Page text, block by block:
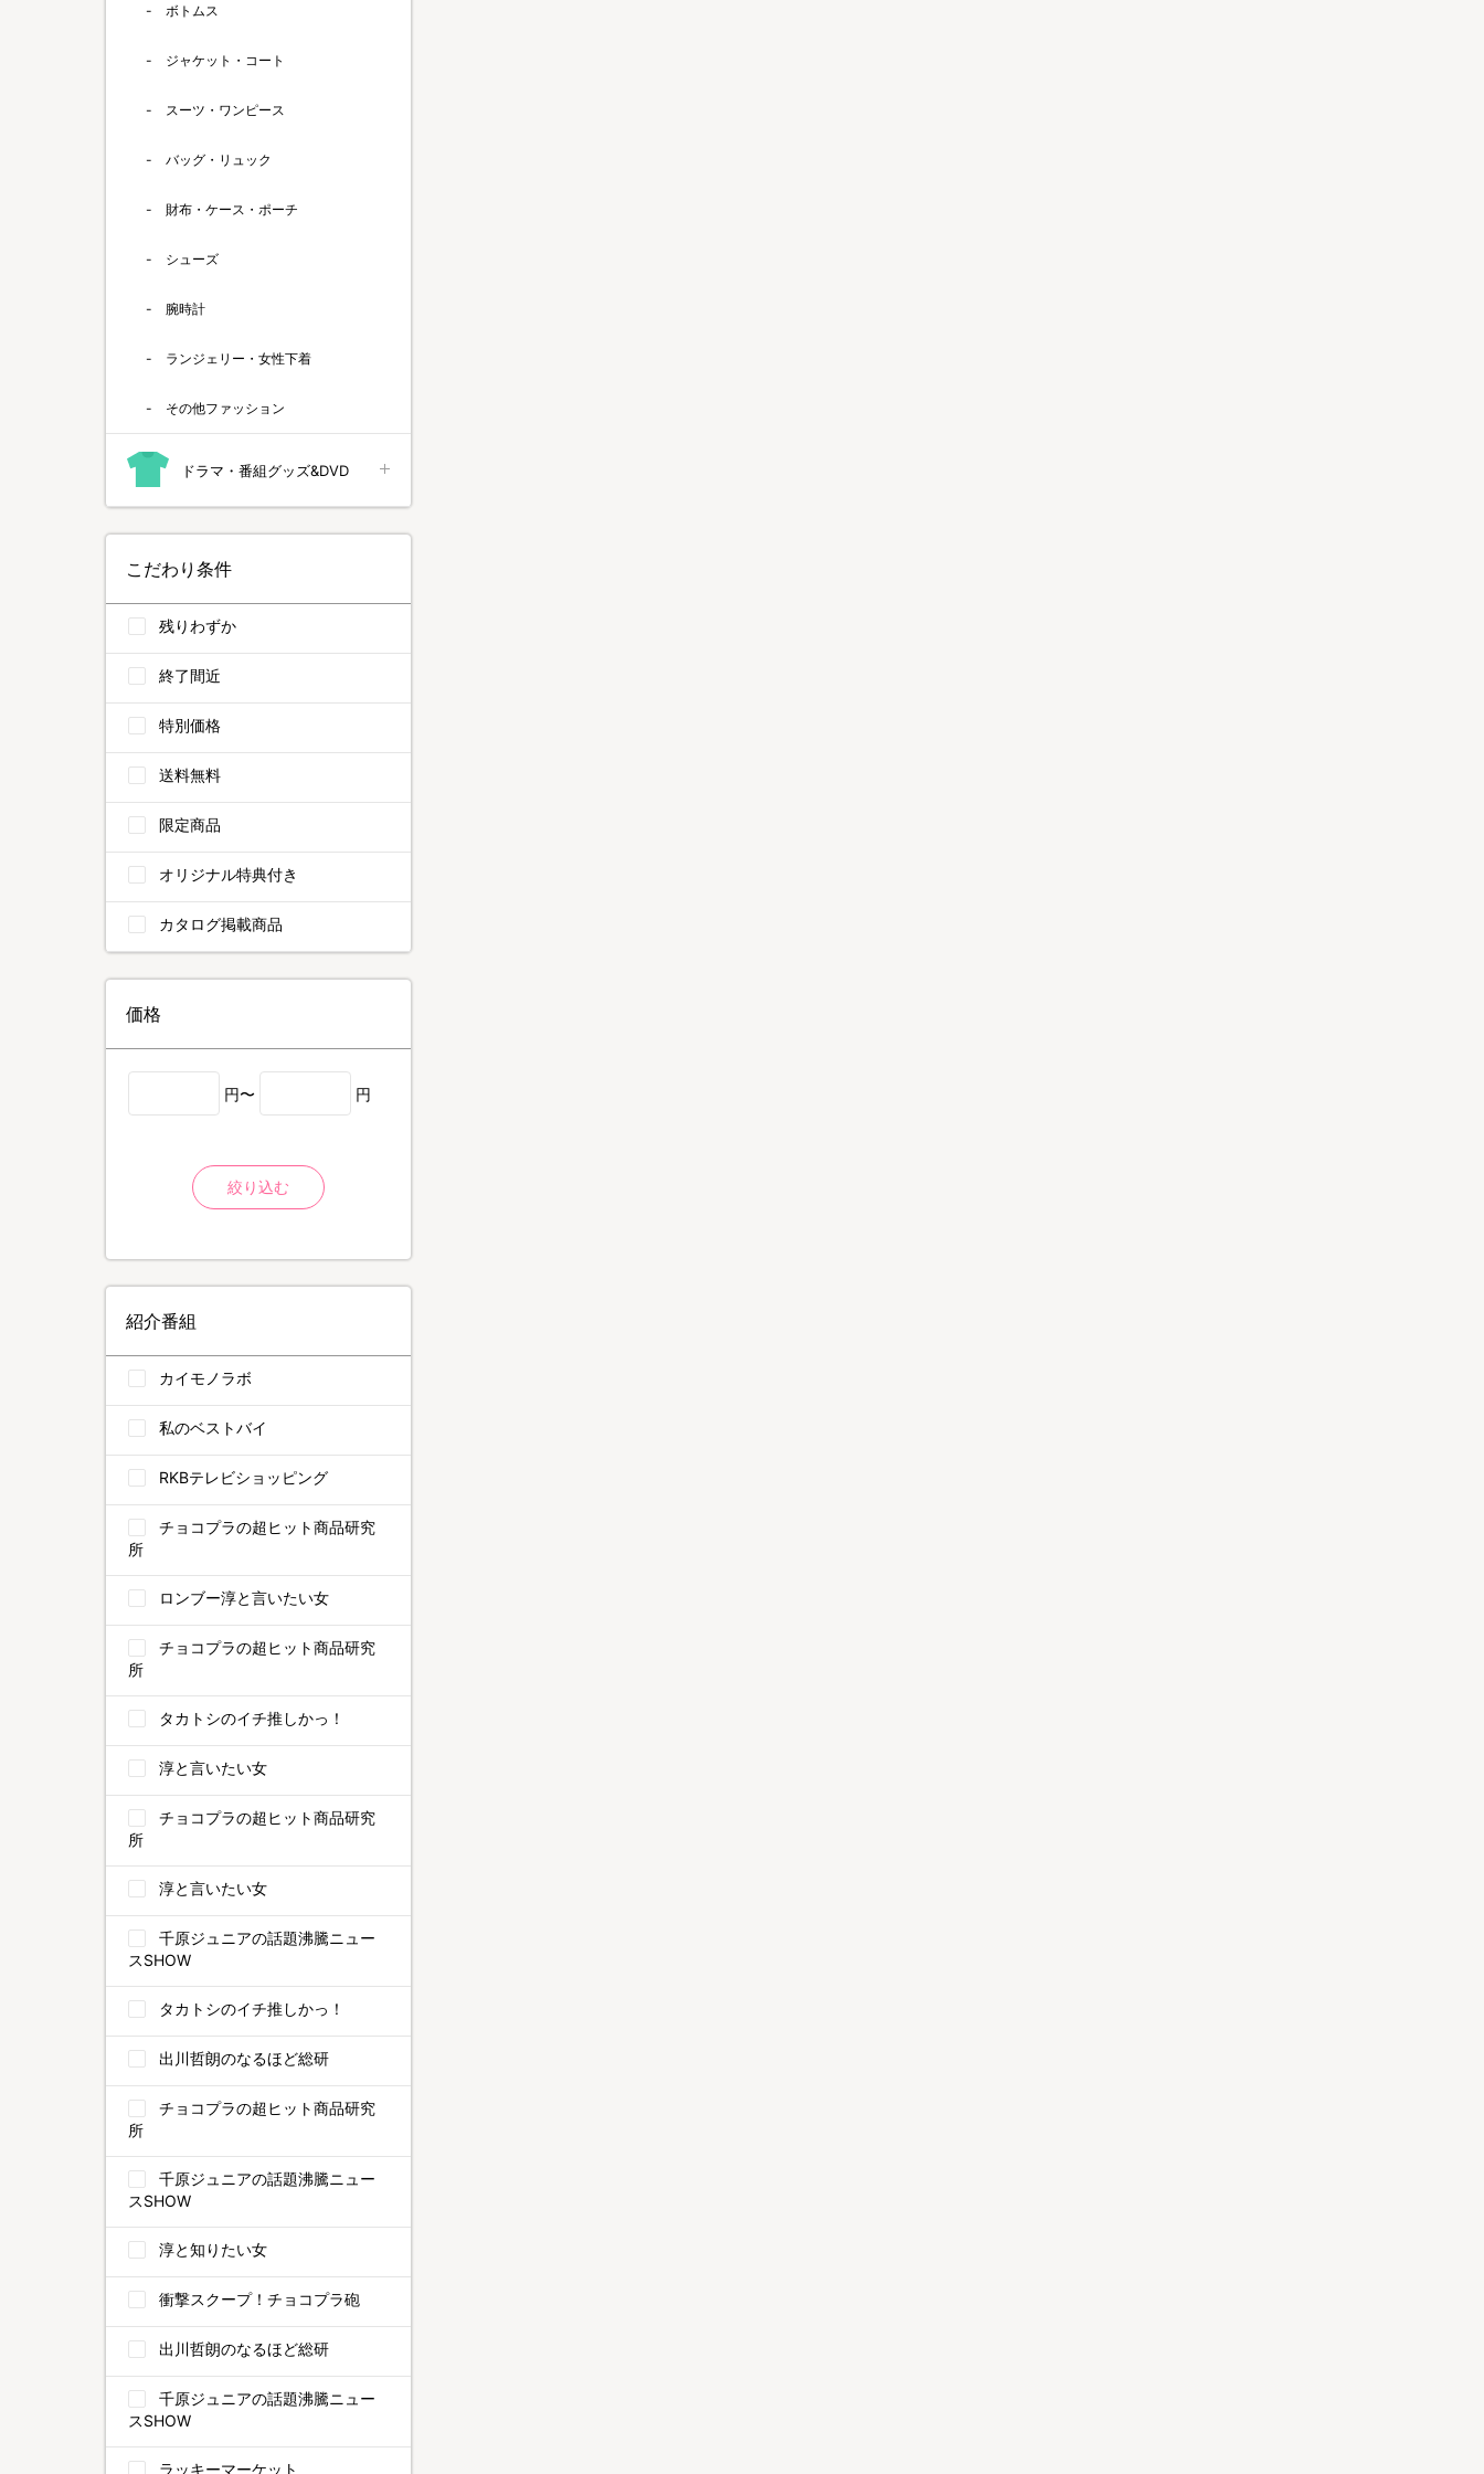
ボトムス
ジャケット・コート
スーツ・ワンピース
バッグ・リュック
財布・ケース・ポーチ
シューズ
腕時計
ランジェリー・女性下着
その他ファッション
ドラマ・番組グッズ&DVD
こだわり条件
残りわずか
終了間近
特別価格
送料無料
限定商品
オリジナル特典付き
カタログ掲載商品
価格
円〜 円
絞り込む
紹介番組
カイモノラボ
私のベストバイ
RKBテレビショッピング
チョコプラの超ヒット商品研究
所
ロンブー淳と言いたい女
チョコプラの超ヒット商品研究
所
タカトシのイチ推しかっ！
淳と言いたい女
チョコプラの超ヒット商品研究
所
淳と言いたい女
千原ジュニアの話題沸騰ニュー
スSHOW
タカトシのイチ推しかっ！
出川哲朗のなるほど総研
チョコプラの超ヒット商品研究
所
千原ジュニアの話題沸騰ニュー
スSHOW
淳と知りたい女
衝撃スクープ！チョコプラ砲
出川哲朗のなるほど総研
千原ジュニアの話題沸騰ニュー
スSHOW
ラッキーマーケット